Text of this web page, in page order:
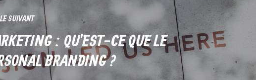
SUIVANT
: QU'EST-CE QUE LE
BRANDING ?